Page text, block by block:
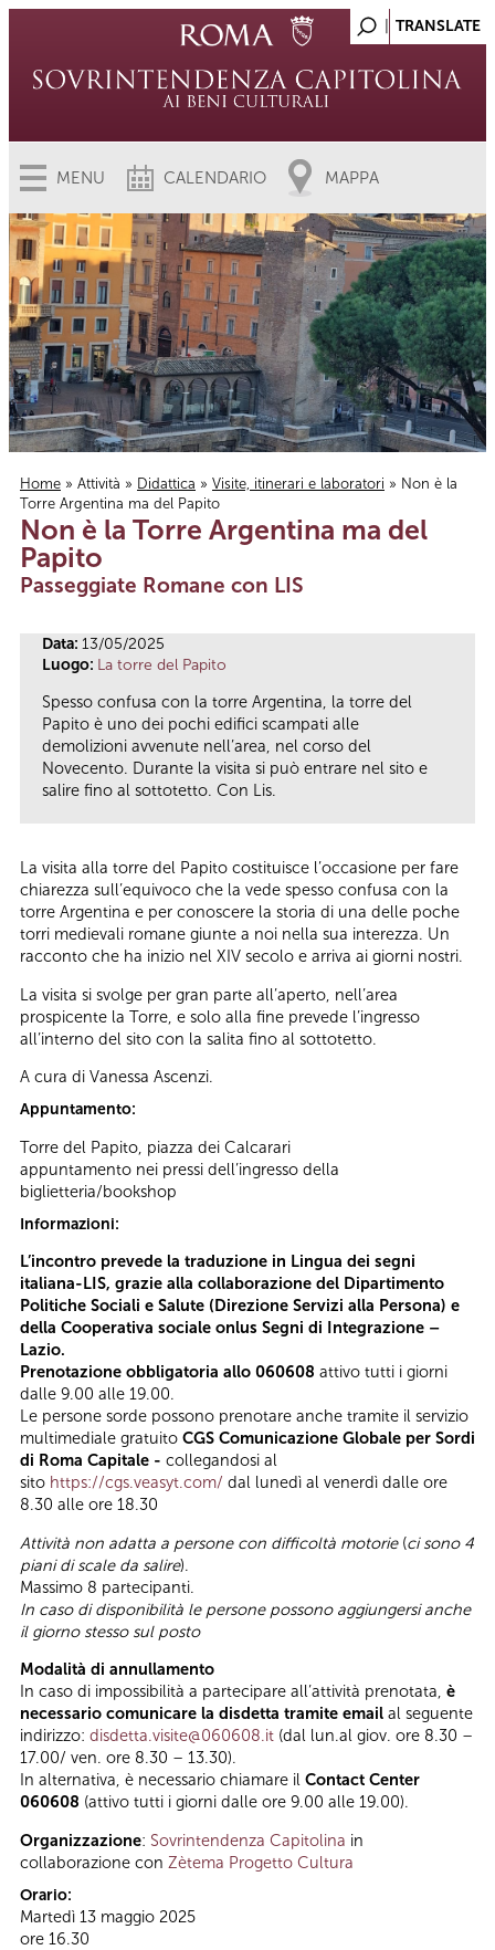
MENU CALENDARIO MAPPA
Tu sei qui
Home » Attività » Didattica » Visite, itinerari e laboratori » Non è la
Torre Argentina ma del Papito
Non è la Torre Argentina ma del
Papito
Passeggiate Romane con LIS
Data: 13/05/2025
Luogo: La torre del Papito
Spesso confusa con la torre Argentina, la torre del
Papito è uno dei pochi edifici scampati alle
demolizioni avvenute nell’area, nel corso del
Novecento. Durante la visita si può entrare nel sito e
salire fino al sottotetto. Con Lis.
La visita alla torre del Papito costituisce l’occasione per fare
chiarezza sull’equivoco che la vede spesso confusa con la
torre Argentina e per conoscere la storia di una delle poche
torri medievali romane giunte a noi nella sua interezza. Un
racconto che ha inizio nel XIV secolo e arriva ai giorni nostri.
La visita si svolge per gran parte all’aperto, nell’area
prospicente la Torre, e solo alla fine prevede l’ingresso
all’interno del sito con la salita fino al sottotetto.
A cura di Vanessa Ascenzi.
Appuntamento:
Torre del Papito, piazza dei Calcarari
appuntamento nei pressi dell’ingresso della
biglietteria/bookshop
Informazioni:
L’incontro prevede la traduzione in Lingua dei segni
italiana-LIS, grazie alla collaborazione del Dipartimento
Politiche Sociali e Salute (Direzione Servizi alla Persona) e
della Cooperativa sociale onlus Segni di Integrazione –
Lazio.
Prenotazione obbligatoria allo 060608 attivo tutti i giorni
dalle 9.00 alle 19.00.
Le persone sorde possono prenotare anche tramite il servizio
multimediale gratuito CGS Comunicazione Globale per Sordi
di Roma Capitale - collegandosi al
sito https://cgs.veasyt.com/ dal lunedì al venerdì dalle ore
8.30 alle ore 18.30
Attività non adatta a persone con difficoltà motorie(ci sono 4
piani di scale da salire).
Massimo 8 partecipanti.
In caso di disponibilità le persone possono aggiungersi anche
il giorno stesso sul posto
Modalità di annullamento
In caso di impossibilità a partecipare all’attività prenotata, è
necessario comunicare la disdetta tramite email al seguente
indirizzo: disdetta.visite@060608.it (dal lun.al giov. ore 8.30 –
17.00/ ven. ore 8.30 – 13.30).
In alternativa, è necessario chiamare il Contact Center
060608 (attivo tutti i giorni dalle ore 9.00 alle 19.00).
Organizzazione: Sovrintendenza Capitolina in
collaborazione con Zètema Progetto Cultura
Orario:
Martedì 13 maggio 2025
ore 16.30